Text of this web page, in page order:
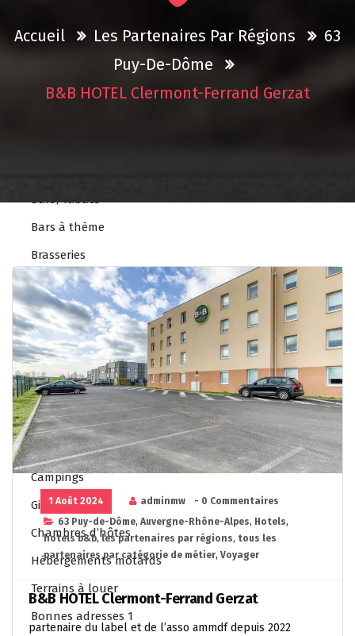
Autos écoles
Controles technique
Bars/Tabacs
Bars à thème
Brasseries
Pizzerias
Restaurants
Restaurants à thème
Salons de thé
Voyager
Tous les hôtels
hôtels F1
Campings
Gites
Chambres d’hôtes
Hébergements motards
Terrains à louer
Bonnes adresses 1
Accueil Les Partenaires Par Régions
63
Puy-De-Dôme
B&B HOTEL Clermont-Ferrand Gerzat
1 Août 2024 adminmw
- 0 Commentaires
63 Puy-de-Dôme, Auvergne-Rhône-Alpes, Hotels,
hotels b&b,les partenaires par régions, tous les
partenaires par catégorie de métier, Voyager
B&B HOTEL Clermont-Ferrand Gerzat
partenaire du label et de l’asso ammdf depuis 2022